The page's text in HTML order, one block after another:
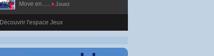
Move en......
Jouez
Découvrir l'espace Jeux